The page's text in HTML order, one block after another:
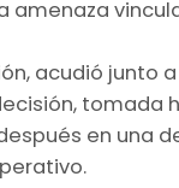
amenaza
acudió junto
tomada
en una